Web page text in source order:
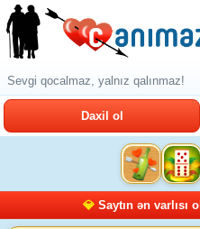
Sevgi qocalmaz, yalnız qalınmaz!
Daxil ol
💎 Saytın ən varlısı ol